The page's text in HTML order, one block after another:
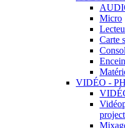
Micro
Carte
VIDÉO -